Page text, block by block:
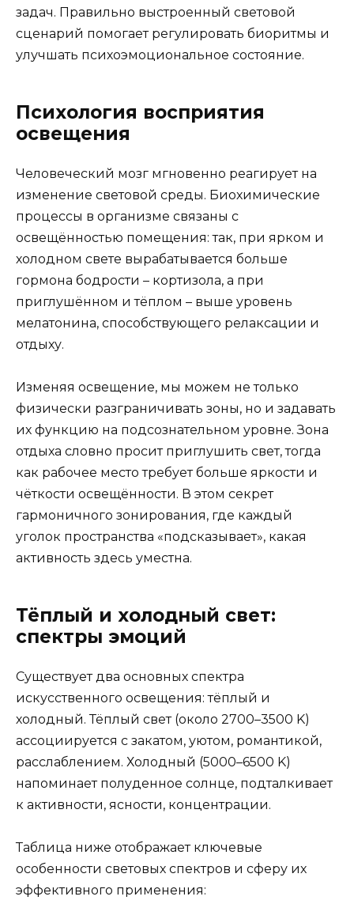
задач. Правильно выстроенный световой
сценарий помогает регулировать биоритмы и
улучшать психоэмоциональное состояние.
Психология восприятия
освещения
Человеческий мозг мгновенно реагирует на
изменение световой среды. Биохимические
процессы в организме связаны с
освещённостью помещения: так, при ярком и
холодном свете вырабатывается больше
гормона бодрости – кортизола, а при
приглушённом и тёплом – выше уровень
мелатонина, способствующего релаксации и
отдыху.
Изменяя освещение, мы можем не только
физически разграничивать зоны, но и задавать
их функцию на подсознательном уровне. Зона
отдыха словно просит приглушить свет, тогда
как рабочее место требует больше яркости и
чёткости освещённости. В этом секрет
гармоничного зонирования, где каждый
уголок пространства «подсказывает», какая
активность здесь уместна.
Тёплый и холодный свет:
спектры эмоций
Существует два основных спектра
искусственного освещения: тёплый и
холодный. Тёплый свет (около 2700–3500 K)
ассоциируется с закатом, уютом, романтикой,
расслаблением. Холодный (5000–6500 K)
напоминает полуденное солнце, подталкивает
к активности, ясности, концентрации.
Таблица ниже отображает ключевые
особенности световых спектров и сферу их
эффективного применения: